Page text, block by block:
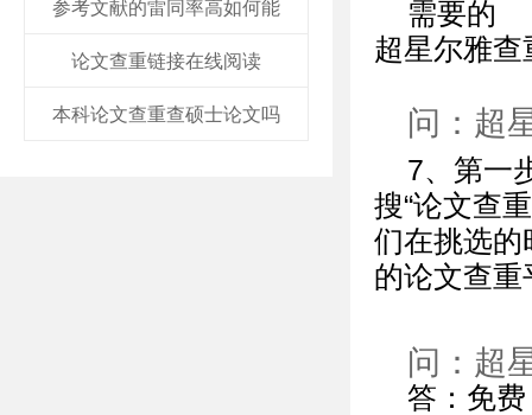
参考文献的雷同率高如何能
论文查重链接在线阅读
本科论文查重查硕士论文吗
需要的
超星尔雅
问：超
7、第一
搜“论文查
们在挑选的
的论文查
问：超
答：免